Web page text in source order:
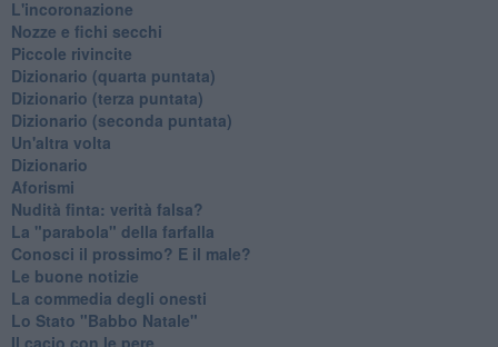
L'incoronazione
Nozze e fichi secchi
Piccole rivincite
​Dizionario (quarta puntata)
​Dizionario (terza puntata)
​Dizionario (seconda puntata)
Un'altra volta
Dizionario
Aforismi
Nudità finta: verità falsa?
La "parabola" della farfalla
Conosci il prossimo? E il male?
Le buone notizie
La commedia degli onesti
Lo Stato "Babbo Natale"
Il cacio con le pere